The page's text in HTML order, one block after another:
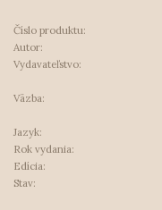
Číslo produktu:
Autor:
Vydavateľstvo:
Väzba:
Jazyk:
Rok vydania:
Edícia:
Stav: